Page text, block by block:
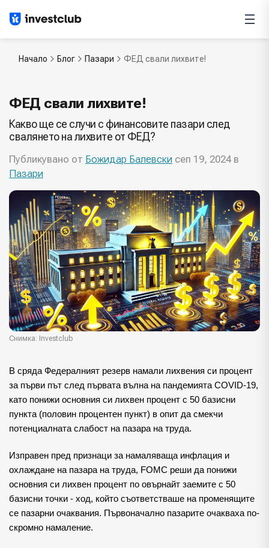
Начало Блог Пазари ФЕД свали лихвите!
ФЕД свали лихвите!
Какво ще се случи с финансовите пазари след
свалянето на лихвите от ФЕД?
Публикувано от Божидар Балевски сеп 19, 2024 в
Пазари
Снимка: Investclub
В сряда Федералният резерв намали лихвения си процент
за първи път след първата вълна на пандемията COVID-19,
като понижи основния си лихвен процент с 50 базисни
пункта (половин процентен пункт) в опит да смекчи
потенциалната слабост на пазара на труда.
Изправен пред признаци за намаляваща инфлация и
охлаждане на пазара на труда, FOMC реши да понижи
основния си лихвен процент по овърнайт заемите с 50
базисни точки - ход, който съответстваше на променящите
се пазарни очаквания. Първоначално пазарите очакваха по-
скромно намаление.